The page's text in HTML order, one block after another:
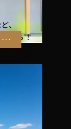
、
らから！